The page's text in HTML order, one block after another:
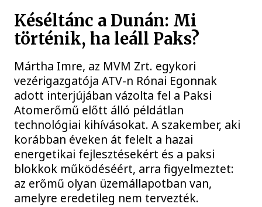
Késéltánc a Dunán: Mi
történik, ha leáll Paks?
Mártha Imre, az MVM Zrt. egykori
vezérigazgatója ATV-n Rónai Egonnak
adott interjújában vázolta fel a Paksi
Atomerőmű előtt álló példátlan
technológiai kihívásokat. A szakember, aki
korábban éveken át felelt a hazai
energetikai fejlesztésekért és a paksi
blokkok működéséért, arra figyelmeztet:
az erőmű olyan üzemállapotban van,
amelyre eredetileg nem tervezték.